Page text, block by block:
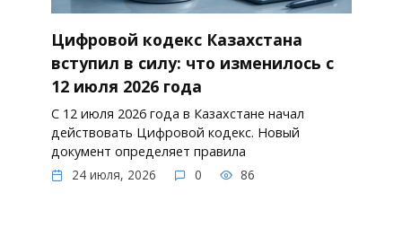
Цифровой кодекс Казахстана
вступил в силу: что изменилось с
12 июля 2026 года
С 12 июля 2026 года в Казахстане начал
действовать Цифровой кодекс. Новый
документ определяет правила
24 июля, 2026
0 86